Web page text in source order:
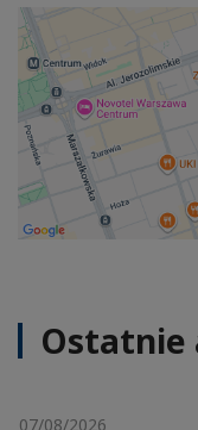
Ostatnie
07/08/2026